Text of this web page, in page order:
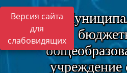
Версия сайта
для
слабовидящих
учреждение